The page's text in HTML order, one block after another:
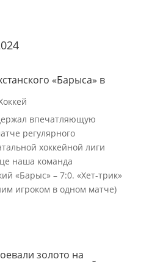
«Барыса» в
впечатляющую
регулярного
хоккейной лиги
наша команда
«Барыс» – 7:0. «Хет-трик»
игроком в одном матче)
золото на